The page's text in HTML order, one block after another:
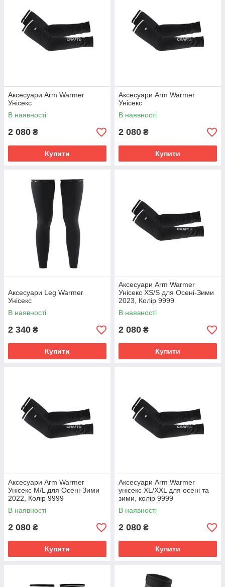
Аксесуари Arm Warmer
Унісекс
В наявності
2 080 ₴
Купити
Аксесуари Arm Warmer
Унісекс
В наявності
2 080 ₴
Купити
Аксесуари Leg Warmer
Унісекс
В наявності
2 340 ₴
Купити
Аксесуари Arm Warmer
Унісекс XS/S для Осені-Зими
2023, Колір 9999
В наявності
2 080 ₴
Купити
Аксесуари Arm Warmer
Унісекс M/L для Осені-Зими
2022, Колір 9999
В наявності
2 080 ₴
Купити
Аксесуари Arm Warmer
унісекс XL/XXL для осені та
зими, колір 9999
В наявності
2 080 ₴
Купити